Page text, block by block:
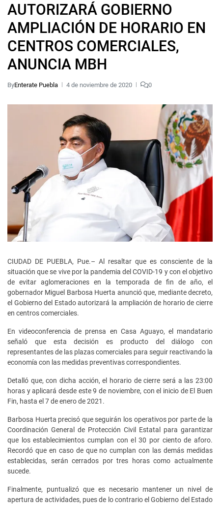
AUTORIZARÁ GOBIERNO
AMPLIACIÓN DE HORARIO EN
CENTROS COMERCIALES,
ANUNCIA MBH
ByEnterate Puebla 4 de noviembre de 2020 0
CIUDAD DE PUEBLA, Pue.– Al resaltar que es consciente de la
situación que se vive por la pandemia del COVID-19 y con el objetivo
de evitar aglomeraciones en la temporada de fin de año, el
gobernador Miguel Barbosa Huerta anunció que, mediante decreto,
el Gobierno del Estado autorizará la ampliación de horario de cierre
en centros comerciales.
En videoconferencia de prensa en Casa Aguayo, el mandatario
señaló que esta decisión es producto del diálogo con
representantes de las plazas comerciales para seguir reactivando la
economía con las medidas preventivas correspondientes.
Detalló que, con dicha acción, el horario de cierre será a las 23:00
horas y aplicará desde este 9 de noviembre, con el inicio de El Buen
Fin, hasta el 7 de enero de 2021.
Barbosa Huerta precisó que seguirán los operativos por parte de la
Coordinación General de Protección Civil Estatal para garantizar
que los establecimientos cumplan con el 30 por ciento de aforo.
Recordó que en caso de que no cumplan con las demás medidas
establecidas, serán cerrados por tres horas como actualmente
sucede.
Finalmente, puntualizó que es necesario mantener un nivel de
apertura de actividades, pues de lo contrario el Gobierno del Estado